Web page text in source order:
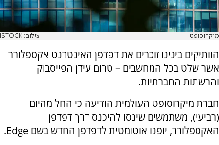
מיקרוסופט צילום: ISTOCK
הוותיקים בינינו זוכרים את דפדפן האינטרנט אקספלורר
אשר שלט בכל המחשבים – טרום עידן הפייסבוק
והרשתות החברתיות.
חברת מיקרוסופט העולמית הודיעה כי החל מהיום
(רביעי), משתמשים שינסו להיכנס דרך דפדפן
האקספלורר, יופנו אוטומטית לדפדפן החדש בשם Edge.